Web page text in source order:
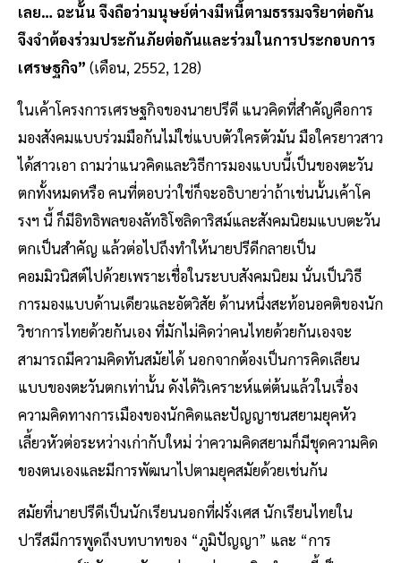
เลย… ฉะนั้น จึงถือว่ามนุษย์ต่างมีหนี้ตามธรรมจริยาต่อกัน
จึงจำต้องร่วมประกันภัยต่อกันและร่วมในการประกอบการ
เศรษฐกิจ” (เดือน, 2552, 128)
ในเค้าโครงการเศรษฐกิจของนายปรีดี แนวคิดที่สำคัญคือการ
มองสังคมแบบร่วมมือกันไม่ใช่แบบตัวใครตัวมัน มือใครยาวสาว
ได้สาวเอา ถามว่าแนวคิดและวิธีการมองแบบนี้เป็นของตะวัน
ตกทั้งหมดหรือ คนที่ตอบว่าใช่ก็จะอธิบายว่าถ้าเช่นนั้นเค้าโค
รงฯ นี้ ก็มีอิทธิพลของลัทธิโซลิดาริสม์และสังคมนิยมแบบตะวัน
ตกเป็นสำคัญ แล้วต่อไปถึงทำให้นายปรีดีกลายเป็น
คอมมิวนิสต์ไปด้วยเพราะเชื่อในระบบสังคมนิยม นั่นเป็นวิธี
การมองแบบด้านเดียวและอัตวิสัย ด้านหนึ่งสะท้อนอคติของนัก
วิชาการไทยด้วยกันเอง ที่มักไม่คิดว่าคนไทยด้วยกันเองจะ
สามารถมีความคิดทันสมัยได้ นอกจากต้องเป็นการคิดเลียน
แบบของตะวันตกเท่านั้น ดังได้วิเคราะห์แต่ต้นแล้วในเรื่อง
ความคิดทางการเมืองของนักคิดและปัญญาชนสยามยุคหัว
เลี้ยวหัวต่อระหว่างเก่ากับใหม่ ว่าความคิดสยามก็มีชุดความคิด
ของตนเองและมีการพัฒนาไปตามยุคสมัยด้วยเช่นกัน
สมัยที่นายปรีดีเป็นนักเรียนนอกที่ฝรั่งเศส นักเรียนไทยใน
ปารีสมีการพูดถึงบทบาทของ “ภูมิปัญญา” และ “การ